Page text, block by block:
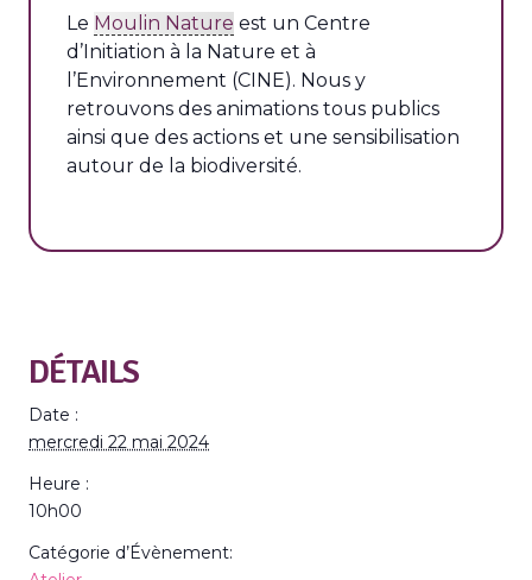
Le Moulin Nature est un Centre
d’Initiation à la Nature et à
l’Environnement (CINE). Nous y
retrouvons des animations tous publics
ainsi que des actions et une sensibilisation
autour de la biodiversité.
DÉTAILS
Date :
mercredi 22 mai 2024
Heure :
10h00
Catégorie d’Évènement: